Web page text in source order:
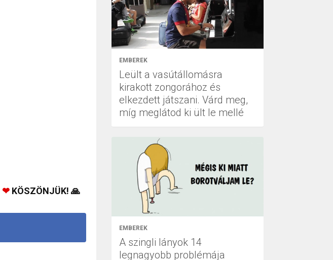
❤KÖSZÖNJÜK! 🙏
EMBEREK
Leült a vasútállomásra
kirakott zongorához és
elkezdett játszani. Várd meg,
míg meglátod ki ült le mellé
EMBEREK
A szingli lányok 14
legnagyobb problémája